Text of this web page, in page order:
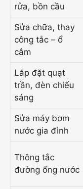
rửa, bồn cầu
Sửa chữa, thay
công tắc – ổ
cắm
Lắp đặt quạt
trần, đèn chiếu
sáng
Sửa máy bơm
nước gia đình
Thông tắc
đường ống nước